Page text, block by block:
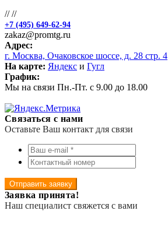
////
+7 (495) 649-62-94
zakaz@promtg.ru
Адрес:
г. Москва, Очаковское шоссе, д. 28 стр. 4
На карте: Яндекс и Гугл
График:
Мы на связи Пн.-Пт. с 9.00 до 18.00
Связаться с нами
Оставьте Ваш контакт для связи
Отправить заявку
Заявка принята!
Наш специалист свяжется с вами